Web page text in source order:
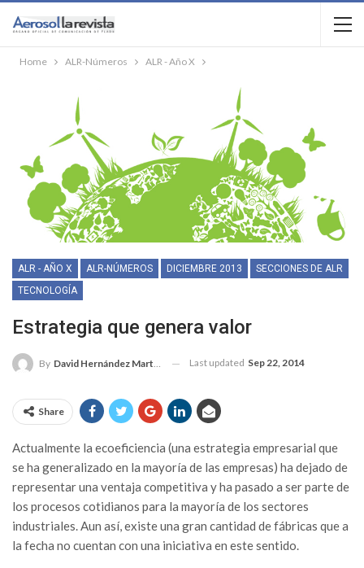
Home ALR-Números ALR - Año X
ALR - AÑO X ALR-NÚMEROS DICIEMBRE 2013
SECCIONES DE ALR
TECNOLOGÍA
Estrategia que genera valor
By David Hernández Martínez Last updated Sep 22, 2014
Share
Actualmente la ecoeficiencia (una estrategia empresarial que
se ha generalizado en la mayoría de las empresas) ha dejado de
representar una ventaja competitiva y ha pasado a ser parte de
los procesos cotidianos para la mayoría de los sectores
industriales. Aun así, existe una gran cantidad de fábricas que a
la fecha no cuentan con una iniciativa en este sentido.